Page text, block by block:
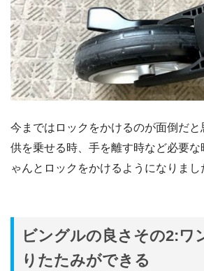
今まではロックをかけるのが面倒だ
供を乗せる時、手を離す時など必要な
ゃんとロックをかけるようになりまし
ビングルの良さその2:ワ
りたたみができる